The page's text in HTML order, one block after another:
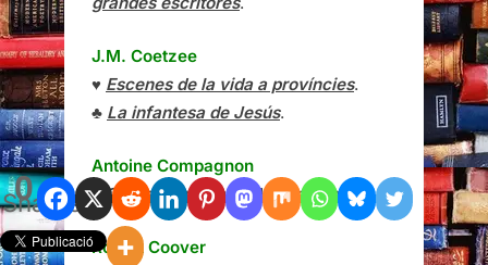
0
Shares
J.M. Coetzee
♥ Escenes de la vida a províncies.
♣ La infantesa de Jesús.
Antoine Compagnon
♦ Quaranta nits amb Montaigne.
Robert Coover